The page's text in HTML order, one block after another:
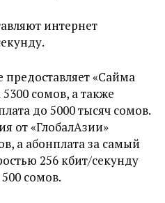
интернет
«Сайма
сомов, а также
до 5000 тысяч сомов.
от «ГлобалАзии»
а абонплата за самый
256 кбит/секунду
сомов.